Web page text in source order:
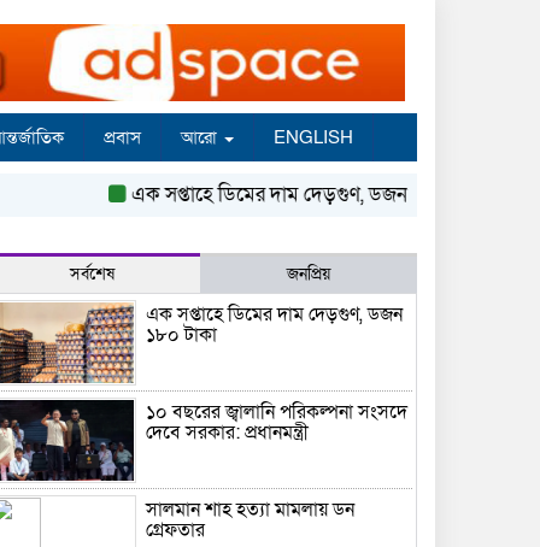
প্রবাস আরো ENGLISH
এক সপ্তাহে ডিমের দাম দেড়গুণ, ডজন ১৮০ টাকা
সর্বশেষ জনপ্রিয়
এক সপ্তাহে ডিমের দাম দেড়গুণ, ডজন
১৮০ টাকা
১০ বছরের জ্বালানি পরিকল্পনা সংসদে
দেবে সরকার: প্রধানমন্ত্রী
সালমান শাহ হত্যা মামলায় ডন
গ্রেফতার